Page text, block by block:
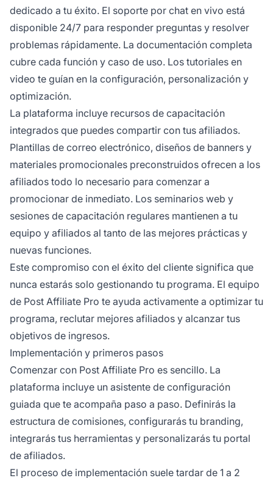
dedicado a tu éxito. El soporte por chat en vivo está
disponible 24/7 para responder preguntas y resolver
problemas rápidamente. La documentación completa
cubre cada función y caso de uso. Los tutoriales en
video te guían en la configuración, personalización y
optimización.
La plataforma incluye recursos de capacitación
integrados que puedes compartir con tus afiliados.
Plantillas de correo electrónico, diseños de banners y
materiales promocionales preconstruidos ofrecen a los
afiliados todo lo necesario para comenzar a
promocionar de inmediato. Los seminarios web y
sesiones de capacitación regulares mantienen a tu
equipo y afiliados al tanto de las mejores prácticas y
nuevas funciones.
Este compromiso con el éxito del cliente significa que
nunca estarás solo gestionando tu programa. El equipo
de Post Affiliate Pro te ayuda activamente a optimizar tu
programa, reclutar mejores afiliados y alcanzar tus
objetivos de ingresos.
Implementación y primeros pasos
Comenzar con Post Affiliate Pro es sencillo. La
plataforma incluye un asistente de configuración
guiada que te acompaña paso a paso. Definirás la
estructura de comisiones, configurarás tu branding,
integrarás tus herramientas y personalizarás tu portal
de afiliados.
El proceso de implementación suele tardar de 1 a 2